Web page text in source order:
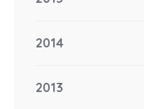
2014
2013